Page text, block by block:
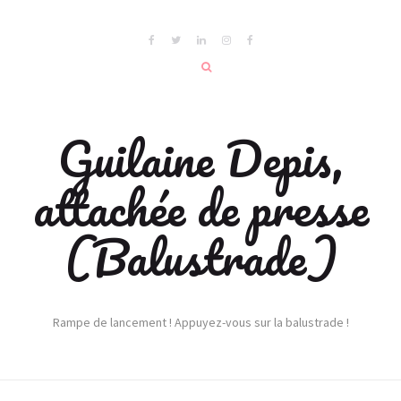
Guilaine Depis,
attachée de presse
(Balustrade)
Rampe de lancement ! Appuyez-vous sur la balustrade !